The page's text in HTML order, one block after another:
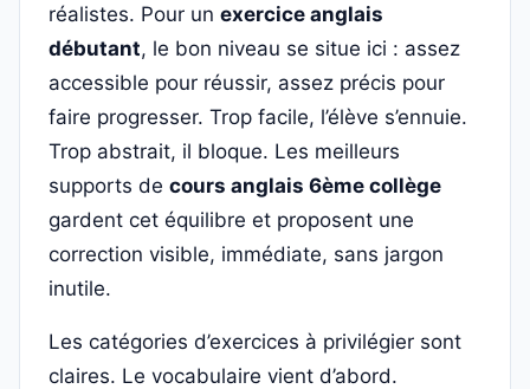
réalistes. Pour un exercice anglais
débutant, le bon niveau se situe ici : assez
accessible pour réussir, assez précis pour
faire progresser. Trop facile, l’élève s’ennuie.
Trop abstrait, il bloque. Les meilleurs
supports de cours anglais 6ème collège
gardent cet équilibre et proposent une
correction visible, immédiate, sans jargon
inutile.
Les catégories d’exercices à privilégier sont
claires. Le vocabulaire vient d’abord.